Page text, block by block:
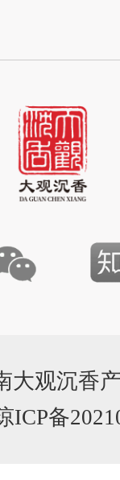
大观沉香
ICP备